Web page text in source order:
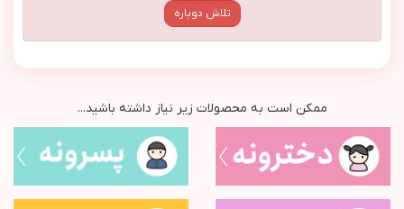
تلاش دوباره
ممکن است به محصولات زیر نیاز داشته باشید...